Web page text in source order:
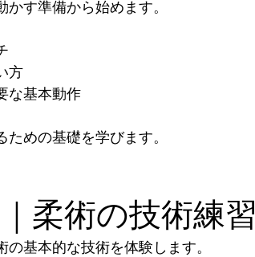
かす準備から始めます。
方
な基本動作
めの基礎を学びます。
柔術の技術練習
の基本的な技術を体験します。